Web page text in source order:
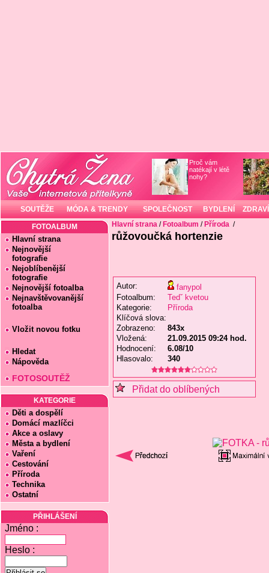
Proč vám
natékají v létě
nohy?
SOUTĚŽE MÓDA & TRENDY SPOLEČNOST BYDLENÍ ZDRAVÍ
FOTOALBUM
Hlavní strana
Nejnovější
fotografie
Nejoblíbenější
fotografie
Nejnovější fotoalba
Nejnavštěvovanější
fotoalba
Vložit novou fotku
Hledat
Nápověda
FOTOSOUTĚŽ
KATEGORIE
Děti a dospělí
Domácí mazlíčci
Akce a oslavy
Města a bydlení
Vaření
Cestování
Příroda
Technika
Ostatní
PŘIHLÁŠENÍ
Jméno :
Heslo :
Hlavní strana / Fotoalbum / Příroda /
růžovoučká hortenzie
Autor:
fanypol
Fotoalbum:
Tedˇ kvetou
Kategorie:
Příroda
Klíčová slova:
Zobrazeno:
843x
Vložená:
21.09.2015 09:24 hod.
Hodnocení:
6.08/10
Hlasovalo:
340
Přidat do oblíbených